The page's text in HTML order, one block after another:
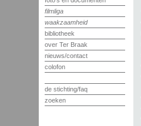
filmliga
waakzaamheid
bibliotheek
over Ter Braak
nieuws/contact
colofon
de stichting/faq
zoeken